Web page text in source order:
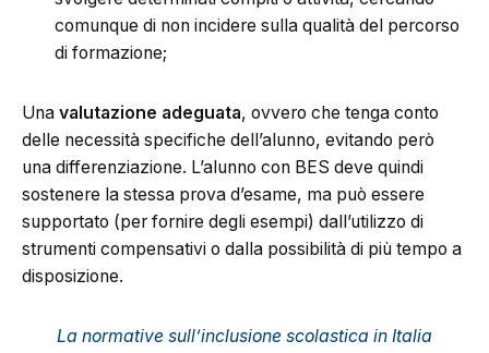
comunque di non incidere sulla qualità del percorso
di formazione;
Una valutazione adeguata, ovvero che tenga conto
delle necessità specifiche dell’alunno, evitando però
una differenziazione. L’alunno con BES deve quindi
sostenere la stessa prova d’esame, ma può essere
supportato (per fornire degli esempi) dall’utilizzo di
strumenti compensativi o dalla possibilità di più tempo a
disposizione.
La normative sull’inclusione scolastica in Italia